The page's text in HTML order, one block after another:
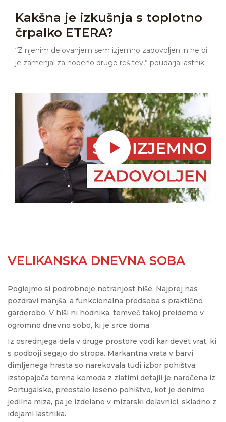
Kakšna je izkušnja s toplotno
črpalko ETERA?
“Z njenim delovanjem sem izjemno zadovoljen in ne bi
je zamenjal za nobeno drugo rešitev,” poudarja lastnik.
VELIKANSKA DNEVNA SOBA
Poglejmo si podrobneje notranjost hiše. Najprej nas
pozdravi manjša, a funkcionalna predsoba s praktično
garderobo. V hiši ni hodnika, temveč takoj preidemo v
ogromno dnevno sobo, ki je srce doma.
Iz osrednjega dela v druge prostore vodi kar devet vrat, ki
s podboji segajo do stropa. Markantna vrata v barvi
dimljenega hrasta so narekovala tudi izbor pohištva:
izstopajoča temna komoda z zlatimi detajli je naročena iz
Portugalske, preostalo leseno pohištvo, kot je denimo
jedilna miza, pa je izdelano v mizarski delavnici, skladno z
idejami lastnika.